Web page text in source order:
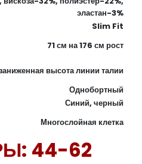
эластан-3%
Slim Fit
71 см на 176 см рост
высота линии талии
Однобортный
Синий, черный
Многослойная клетка
44-62